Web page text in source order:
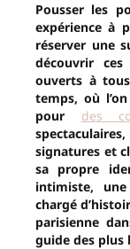
Pousser les
expérience à
réserver une
découvrir
ouverts à
temps, où
pour des
signatures et
sa propre
intimiste,
chargé
parisienne
guide des plus